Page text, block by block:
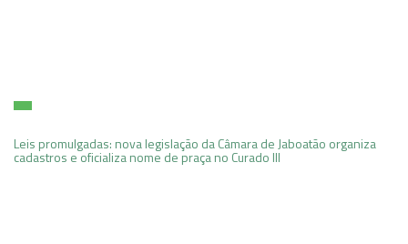
Leis promulgadas: nova legislação da Câmara de Jaboatão organiza
cadastros e oficializa nome de praça no Curado III